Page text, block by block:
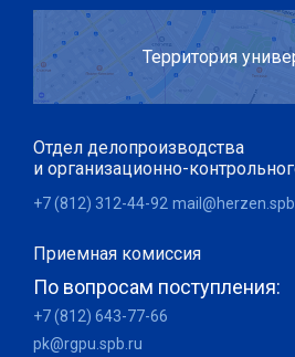
Территория
Отдел делопроизводства
и организационно-
+7 (812) 312-44-92
Приемная комиссия
По вопросам поступления:
+7 (812) 643-77-66
pk@rgpu.spb.ru